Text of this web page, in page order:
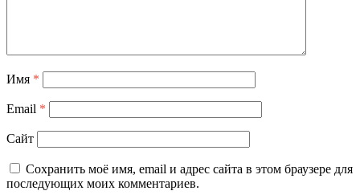
Имя *
Email *
Сайт
Сохранить моё имя, email и адрес сайта в этом браузере для
последующих моих комментариев.